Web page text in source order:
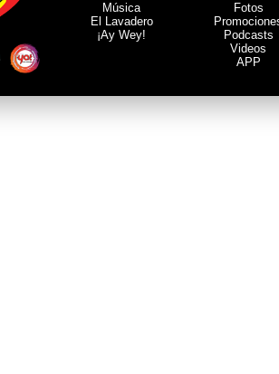
Música
El Lavadero
¡Ay Wey!
Fotos
Podcasts
Videos
APP